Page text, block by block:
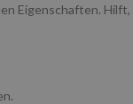
Eigenschaften.